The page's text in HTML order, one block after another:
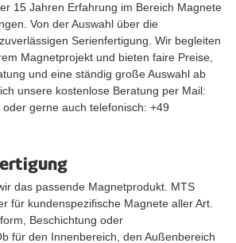
15 Jahren Erfahrung im Bereich Magnete
Von der Auswahl über die
Serienfertigung. Wir begleiten
Magnetprojekt und bieten faire Preise,
und eine ständig große Auswahl ab
unsere kostenlose Beratung per Mail:
gerne auch telefonisch: +49
das passende Magnetprodukt. MTS
für kundenspezifische Magnete aller Art.
Beschichtung oder
für den Innenbereich, den Außenbereich